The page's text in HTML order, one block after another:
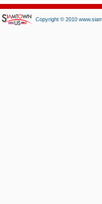
Copyright © 2010